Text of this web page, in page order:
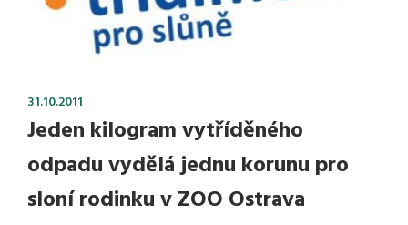
31.10.2011
Jeden kilogram vytříděného
odpadu vydělá jednu korunu pro
sloní rodinku v ZOO Ostrava